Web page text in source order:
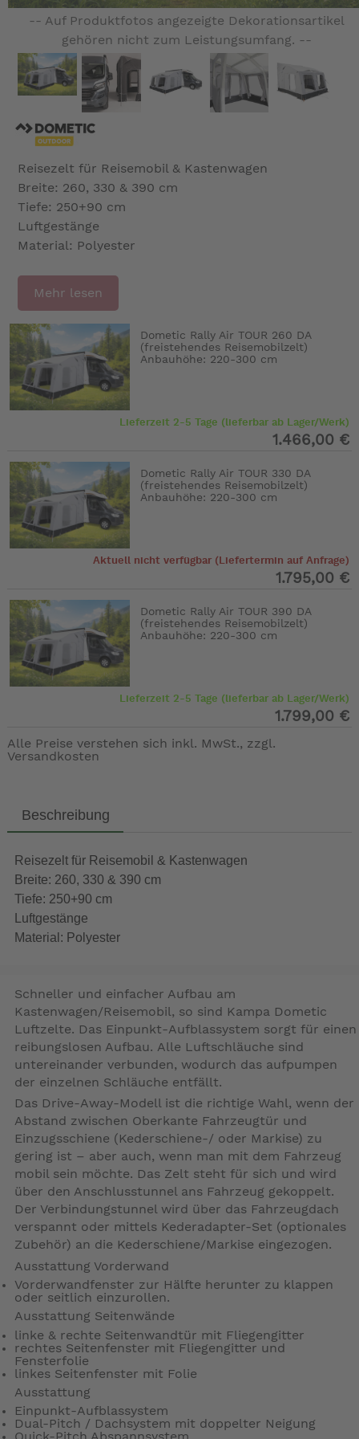
-- Auf Produktfotos angezeigte Dekorationsartikel
gehören nicht zum Leistungsumfang. --
Reisezelt für Reisemobil & Kastenwagen
Breite: 260, 330 & 390 cm
Tiefe: 250+90 cm
Luftgestänge
Material: Polyester
Mehr lesen
Dometic Rally Air TOUR 260 DA
(freistehendes Reisemobilzelt)
Anbauhöhe: 220-300 cm
Lieferzeit 2-5 Tage (lieferbar ab Lager/Werk)
1.466,00 €
Dometic Rally Air TOUR 330 DA
(freistehendes Reisemobilzelt)
Anbauhöhe: 220-300 cm
Aktuell nicht verfügbar (Liefertermin auf Anfrage)
1.795,00 €
Dometic Rally Air TOUR 390 DA
(freistehendes Reisemobilzelt)
Anbauhöhe: 220-300 cm
Lieferzeit 2-5 Tage (lieferbar ab Lager/Werk)
1.799,00 €
Alle Preise verstehen sich inkl. MwSt., zzgl.
Versandkosten
Beschreibung
Reisezelt für Reisemobil & Kastenwagen
Breite: 260, 330 & 390 cm
Tiefe: 250+90 cm
Luftgestänge
Material: Polyester
Schneller und einfacher Aufbau am
Kastenwagen/Reisemobil, so sind Kampa Dometic
Luftzelte. Das Einpunkt-Aufblassystem sorgt für einen
reibungslosen Aufbau. Alle Luftschläuche sind
untereinander verbunden, wodurch das aufpumpen
der einzelnen Schläuche entfällt.
Das Drive-Away-Modell ist die richtige Wahl, wenn der
Abstand zwischen Oberkante Fahrzeugtür und
Einzugsschiene (Kederschiene-/ oder Markise) zu
gering ist – aber auch, wenn man mit dem Fahrzeug
mobil sein möchte. Das Zelt steht für sich und wird
über den Anschlusstunnel ans Fahrzeug gekoppelt.
Der Verbindungstunnel wird über das Fahrzeugdach
verspannt oder mittels Kederadapter-Set (optionales
Zubehör) an die Kederschiene/Markise eingezogen.
Ausstattung Vorderwand
Vorderwandfenster zur Hälfte herunter zu klappen
oder seitlich einzurollen.
Ausstattung Seitenwände
linke & rechte Seitenwandtür mit Fliegengitter
rechtes Seitenfenster mit Fliegengitter und
Fensterfolie
linkes Seitenfenster mit Folie
Ausstattung
Einpunkt-Aufblassystem
Dual-Pitch / Dachsystem mit doppelter Neigung